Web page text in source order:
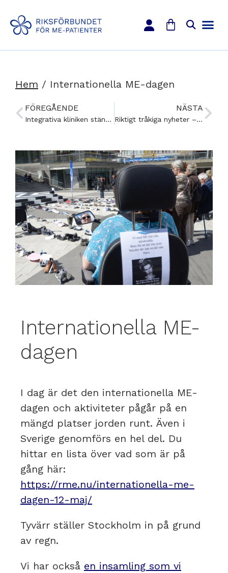
Hem / Internationella ME-dagen
FÖREGÅENDE
Integrativa kliniken stänger – ”Ekonomin och orken räcker inte till”
NÄSTA
Riktigt tråkiga nyheter – men det finns ett litet hopp
Internationella ME-
dagen
I dag är det den internationella ME-
dagen och aktiviteter pågår på en
mängd platser jorden runt. Även i
Sverige genomförs en hel del. Du
hittar en lista över vad som är på
gång här:
https://rme.nu/internationella-me-
dagen-12-maj/
Tyvärr ställer Stockholm in på grund
av regn.
Vi har också en insamling som vi